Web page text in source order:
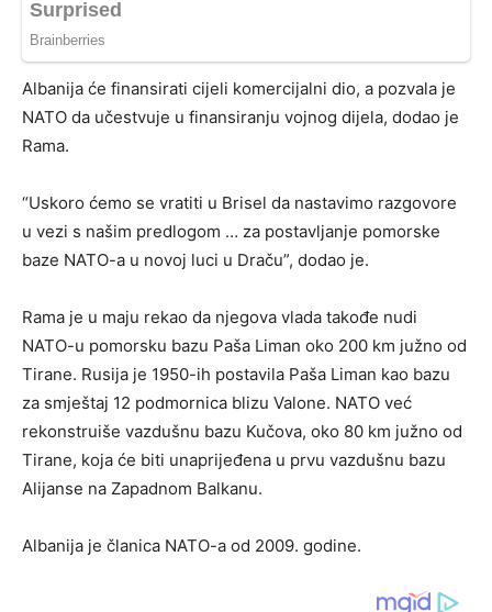
Albanija će finansirati cijeli komercijalni dio, a pozvala je
NATO da učestvuje u finansiranju vojnog dijela, dodao je
Rama.
“Uskoro ćemo se vratiti u Brisel da nastavimo razgovore
u vezi s našim predlogom … za postavljanje pomorske
baze NATO-a u novoj luci u Draču”, dodao je.
Rama je u maju rekao da njegova vlada takođe nudi
NATO-u pomorsku bazu Paša Liman oko 200 km južno od
Tirane. Rusija je 1950-ih postavila Paša Liman kao bazu
za smještaj 12 podmornica blizu Valone. NATO već
rekonstruiše vazdušnu bazu Kučova, oko 80 km južno od
Tirane, koja će biti unaprijeđena u prvu vazdušnu bazu
Alijanse na Zapadnom Balkanu.
Albanija je članica NATO-a od 2009. godine.